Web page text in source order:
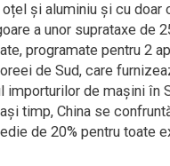
și aluminiu și cu doar
a unor suprataxe de
programate pentru 2
de Sud, care
importurilor de mașini în
timp, China se
de 20% pentru toate